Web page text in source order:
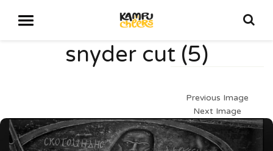
snyder cut (5)
Previous Image
Next Image